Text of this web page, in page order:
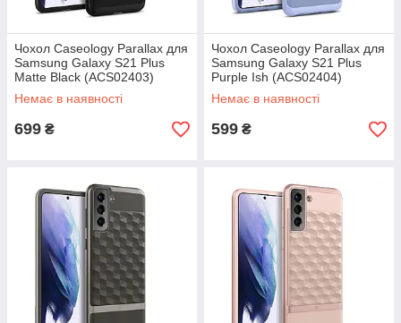
Чохол Caseology Parallax для
Samsung Galaxy S21 Plus
Matte Black (ACS02403)
Немає в наявності
699 ₴
Чохол Caseology Parallax для
Samsung Galaxy S21 Plus
Purple Ish (ACS02404)
Немає в наявності
599 ₴